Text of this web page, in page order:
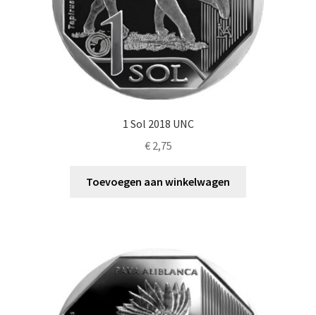
1 Sol 2018 UNC
€2,75
Toevoegen aan winkelwagen